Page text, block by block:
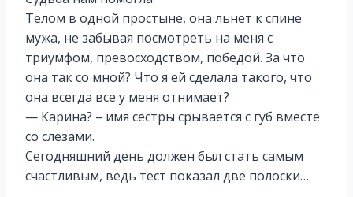
Телом в одной простыне, она льнет к спине
мужа, не забывая посмотреть на меня с
триумфом, превосходством, победой. За что
она так со мной? Что я ей сделала такого, что
она всегда все у меня отнимает?
— Карина? – имя сестры срывается с губ вместе
со слезами.
Сегодняшний день должен был стать самым
счастливым, ведь тест показал две полоски…